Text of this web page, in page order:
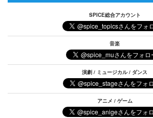
SPICE総合アカウント
音楽
演劇 / ミュージカル / ダンス
アニメ / ゲーム